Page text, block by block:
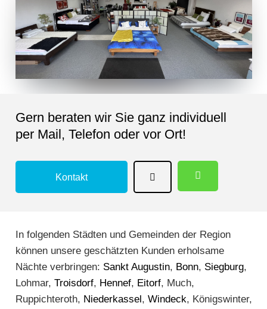
Gern beraten wir Sie ganz individuell
per Mail, Telefon oder vor Ort!
Kontakt
In folgenden Städten und Gemeinden der Region
können unsere geschätzten Kunden erholsame
Nächte verbringen: Sankt Augustin, Bonn, Siegburg,
Lohmar, Troisdorf, Hennef, Eitorf, Much,
Ruppichteroth, Niederkassel , Windeck, Königswinter,